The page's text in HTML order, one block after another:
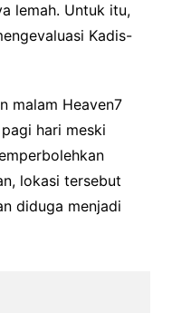
lemah. Untuk itu,
Kadis-
malam Heaven7
hari meski
lokasi tersebut
diduga menjadi